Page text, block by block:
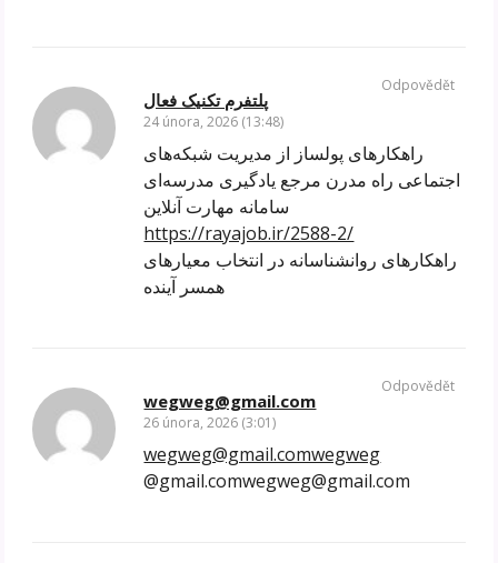
پلتفرم تکنیک فعال
24 února, 2026 (13:48)
راهکارهای پولساز از مدیریت شبکه‌های
اجتماعی راه مدرن مرجع یادگیری مدرسه‌ای
سامانه مهارت آنلاین
https://rayajob.ir/2588-2/
راهکارهای روانشناسانه در انتخاب معیارهای
همسر آینده
Odpovědět
wegweg@gmail.com
26 února, 2026 (3:01)
wegweg@gmail.comwegweg
@gmail.comwegweg@gmail.com
Odpovědět